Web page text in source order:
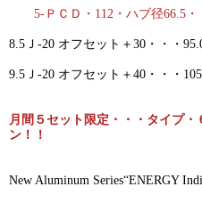
5-ＰＣＤ・112・ハブ径66.5
8.5Ｊ-20 オフセット＋30・・・
9.5Ｊ-20 オフセット＋40・・・
月間５セット限定・・・タイプ
ン！！
New Aluminum Series“ENERGY